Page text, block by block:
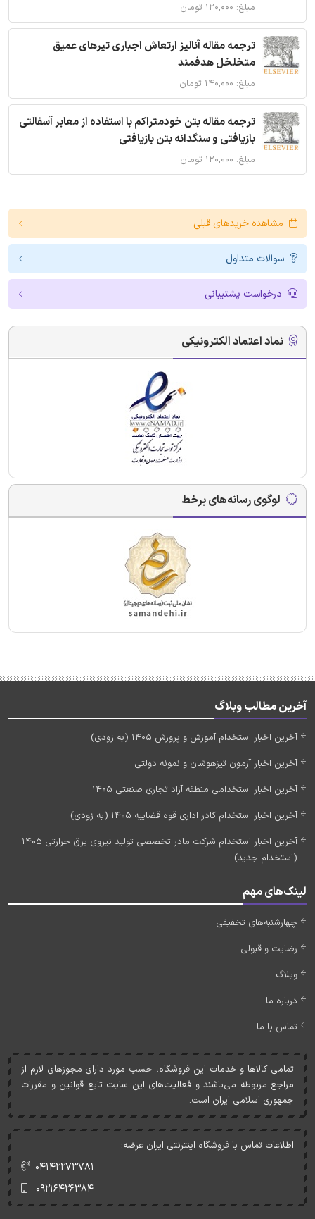
مبلغ: ۱۲۰,۰۰۰ تومان
ترجمه مقاله آنالیز ارتعاش اجباری تیرهای عمیق
متخلخل هدفمند
مبلغ: ۱۴۰,۰۰۰ تومان
ترجمه مقاله بتن خودمتراکم با استفاده از معابر آسفالتی
بازیافتی و سنگدانه بتن بازیافتی
مبلغ: ۱۲۰,۰۰۰ تومان
مشاهده خریدهای قبلی
سوالات متداول
درخواست پشتیبانی
نماد اعتماد الکترونیکی
لوگوی رسانه‌های برخط
آخرین مطالب وبلاگ
آخرین اخبار استخدام آموزش و پرورش 1405 (به زودی)
آخرین اخبار آزمون تیزهوشان و نمونه دولتی
آخرین اخبار استخدامی منطقه آزاد تجاری صنعتی 1405
آخرین اخبار استخدام کادر اداری قوه قضاییه 1405 (به زودی)
آخرین اخبار استخدام شرکت مادر تخصصی تولید نیروی برق حرارتی 1405
(استخدام جدید)
لینک‌های مهم
چهارشنبه‌های تخفیفی
رضایت و قبولی
وبلاگ
درباره ما
تماس با ما
تمامی کالاها و خدمات اين فروشگاه، حسب مورد دارای مجوزهای لازم از
مراجع مربوطه می‌باشند و فعاليت‌های اين سايت تابع قوانين و مقررات
جمهوری اسلامی ايران است.
اطلاعات تماس با فروشگاه اینترنتی ایران عرضه:
۰۴۱۴۲۲۷۳۷۸۱
۰۹۲۱۶۴۲۶۳۸۴